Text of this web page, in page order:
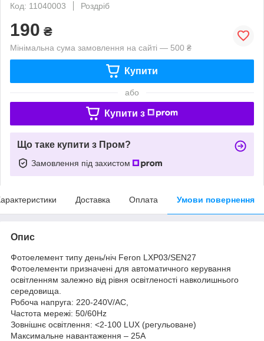
Код: 11040003
Роздріб
190 ₴
Мінімальна сума замовлення на сайті — 500 ₴
Купити
або
Купити з
Що таке купити з Пром?
Замовлення під захистом
Доставка Оплата Умови повернення
Опис
Фотоелемент типу день/ніч Feron LXP03/SEN27
Фотоелементи призначені для автоматичного керування
освітленням залежно від рівня освітленості навколишнього
середовища.
Робоча напруга: 220-240V/AC,
Частота мережі: 50/60Hz
Зовнішнє освітлення: <2-100 LUX (регульоване)
Максимальне навантаження – 25А